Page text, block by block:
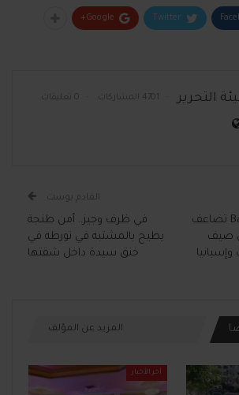
Twitter
Google+
التحرير 4701 المشاركات 0 تعليقات
مرحبا 2026: Baleària تضاعف
صيف
القادم بوست
في ظرف وجيز.. أمن طنجة
يطيح بالمشتبه في تورطه في
خنق سيدة داخل شقتها
المزيد عن المؤلف
آخر الأخبار